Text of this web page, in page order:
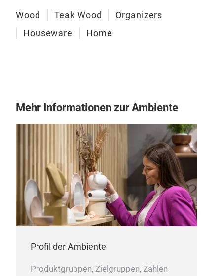
Wood Teak Wood
Organizers
Houseware
Home
Mehr Informationen zur Ambiente
Profil der Ambiente
Produktgruppen, Zielgruppen, Zahlen